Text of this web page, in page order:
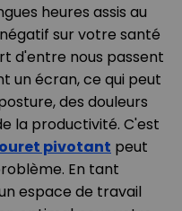
heures assis au
sur votre santé
d'entre nous passent
un écran, ce qui peut
des douleurs
la productivité. C'est
pivotant peut
En tant
espace de travail